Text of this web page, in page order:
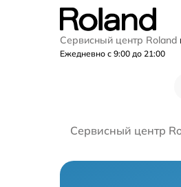
Сервисный центр Roland
Ежедневно с 9:00 до 21:00
Сервисный центр